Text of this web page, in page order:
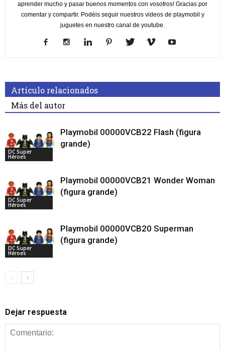
aprender mucho y pasar buenos momentos con vosotros! Gracias por
comentar y compartir. Podéis seguir nuestros videos de playmobil y
juguetes en nuestro canal de youtube.
Artículo relacionados
Más del autor
DC Super
Héroes
Playmobil 00000VCB22 Flash (figura
grande)
DC Super
Héroes
Playmobil 00000VCB21 Wonder Woman
(figura grande)
DC Super
Héroes
Playmobil 00000VCB20 Superman
(figura grande)
Dejar respuesta